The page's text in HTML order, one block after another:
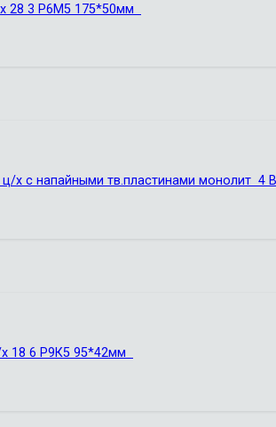
28 3 Р6М5 175*50мм
х с напайными тв.пластинами монолит 4
18 6 Р9К5 95*42мм